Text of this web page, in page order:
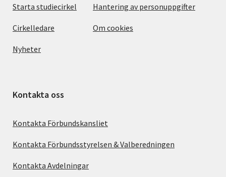
Starta studiecirkel
Cirkelledare
Nyheter
Hantering av personuppgifter
Om cookies
Kontakta oss
Kontakta Förbundskansliet
Kontakta Förbundsstyrelsen & Valberedningen
Kontakta Avdelningar